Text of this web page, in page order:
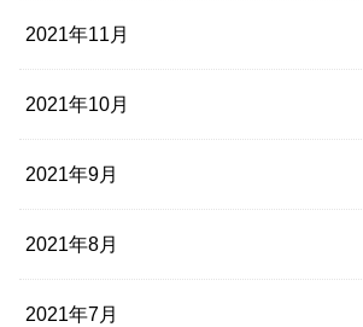
2021年11月
2021年10月
2021年9月
2021年8月
2021年7月